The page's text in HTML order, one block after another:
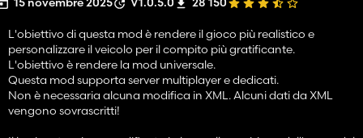
L'obiettivo di questa mod è rendere il gioco più realistico e
personalizzare il veicolo per il compito più gratificante.
L'obiettivo è rendere la mod universale.
Questa mod supporta server multiplayer e dedicati.
Non è necessaria alcuna modifica in XML. Alcuni dati da XML
vengono sovrascritti!